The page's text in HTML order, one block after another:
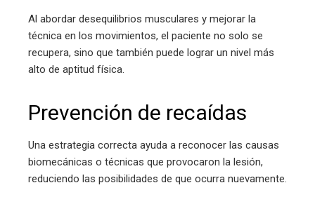
Al abordar desequilibrios musculares y mejorar la
técnica en los movimientos, el paciente no solo se
recupera, sino que también puede lograr un nivel más
alto de aptitud física.
Prevención de recaídas
Una estrategia correcta ayuda a reconocer las causas
biomecánicas o técnicas que provocaron la lesión,
reduciendo las posibilidades de que ocurra nuevamente.